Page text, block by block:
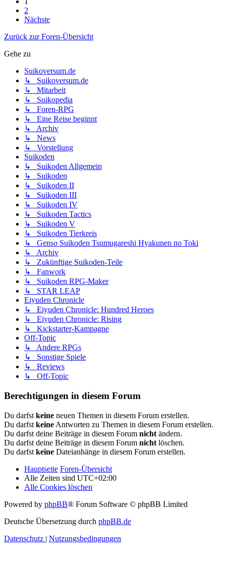
2
Nächste
Zurück zur Foren-Übersicht
Gehe zu
Suikoversum.de
↳ Suikoversum.de
↳ Mitarbeit
↳ Suikopedia
↳ Foren-RPG
↳ Eine Reise beginnt
↳ Archiv
↳ News
↳ Vorstellung
Suikoden
↳ Suikoden Allgemein
↳ Suikoden
↳ Suikoden II
↳ Suikoden III
↳ Suikoden IV
↳ Suikoden Tactics
↳ Suikoden V
↳ Suikoden Tierkreis
↳ Genso Suikoden Tsumugareshi Hyakunen no Toki
↳ Archiv
↳ Zukünftige Suikoden-Teile
↳ Fanwork
↳ Suikoden RPG-Maker
↳ STAR LEAP
Eiyuden Chronicle
↳ Eiyuden Chronicle: Hundred Heroes
↳ Eiyuden Chronicle: Rising
↳ Kickstarter-Kampagne
Off-Topic
↳ Andere RPGs
↳ Sonstige Spiele
↳ Reviews
↳ Off-Topic
Berechtigungen in diesem Forum
Du darfst keine neuen Themen in diesem Forum erstellen.
Du darfst keine Antworten zu Themen in diesem Forum erstellen.
Du darfst deine Beiträge in diesem Forum nicht ändern.
Du darfst deine Beiträge in diesem Forum nicht löschen.
Du darfst keine Dateianhänge in diesem Forum erstellen.
Hauptseite Foren-Übersicht
Alle Zeiten sind UTC+02:00
Alle Cookies löschen
Powered by phpBB® Forum Software © phpBB Limited
Deutsche Übersetzung durch phpBB.de
Datenschutz | Nutzungsbedingungen